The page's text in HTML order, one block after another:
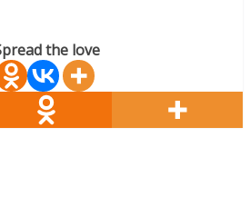
the love